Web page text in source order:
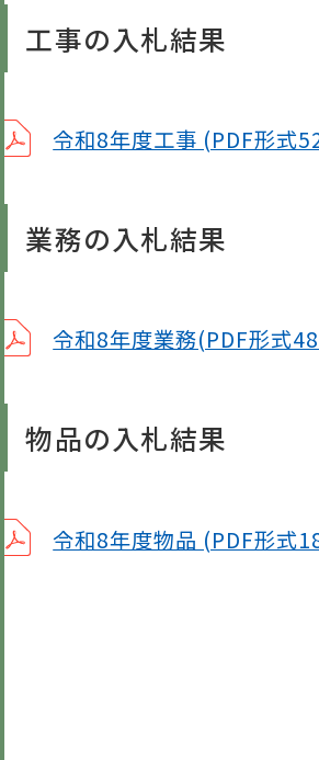
工事の入札結果
令和8年度工事 (PDF形式
業務の入札結果
令和8年度業務(PDF形式
物品の入札結果
令和8年度物品 (PDF形式